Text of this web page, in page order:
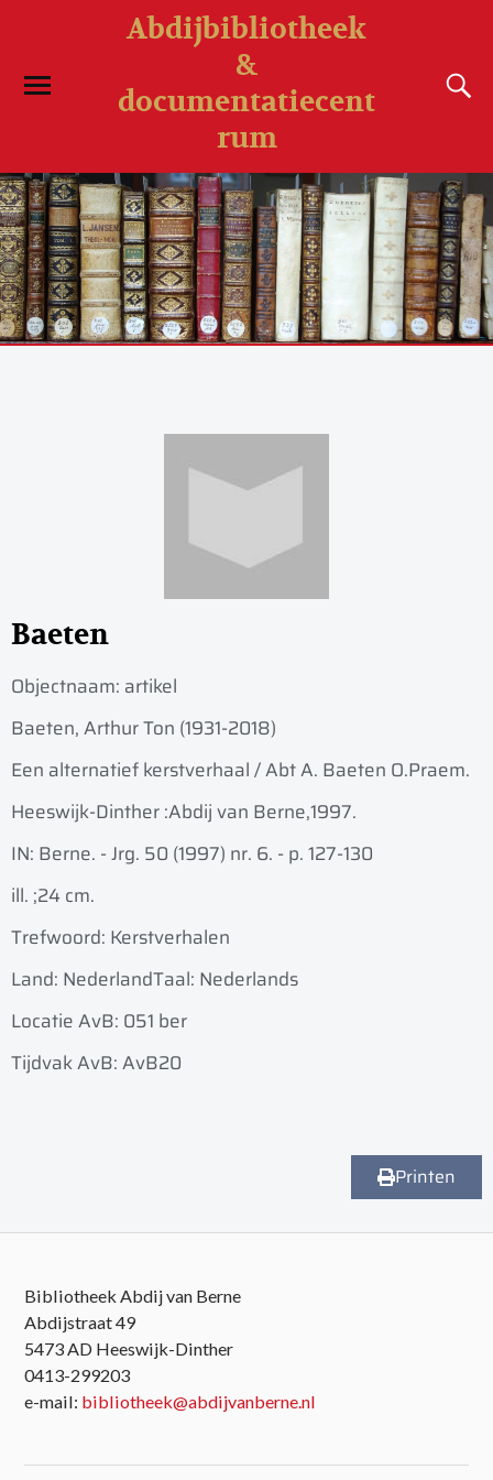
Abdijbibliotheek
&
documentatiecent
rum
Baeten
Objectnaam: artikel
Baeten, Arthur Ton (1931-2018)
Een alternatief kerstverhaal / Abt A. Baeten O.Praem.
Heeswijk-Dinther :Abdij van Berne,1997.
IN: Berne. - Jrg. 50 (1997) nr. 6. - p. 127-130
ill. ;24 cm.
Trefwoord: Kerstverhalen
Land: NederlandTaal: Nederlands
Locatie AvB: 051 ber
Tijdvak AvB: AvB20
Printen
Bibliotheek Abdij van Berne
Abdijstraat 49
5473 AD Heeswijk-Dinther
0413-299203
e-mail: bibliotheek@abdijvanberne.nl